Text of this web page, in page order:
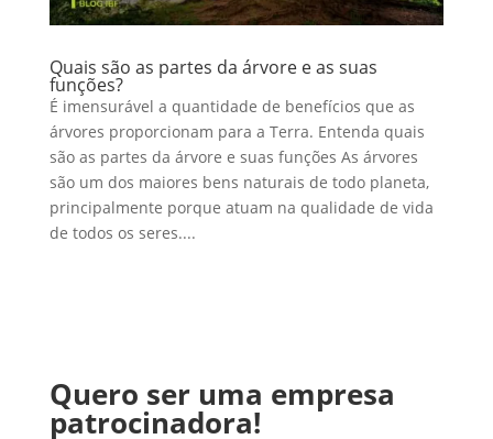
Quais são as partes da árvore e as suas
funções?
É imensurável a quantidade de benefícios que as
árvores proporcionam para a Terra. Entenda quais
são as partes da árvore e suas funções As árvores
são um dos maiores bens naturais de todo planeta,
principalmente porque atuam na qualidade de vida
de todos os seres....
Quero ser uma empresa
patrocinadora!